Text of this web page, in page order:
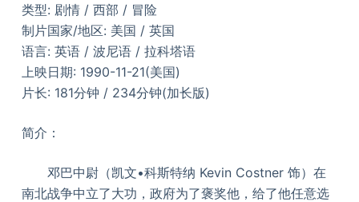
类型: 剧情 / 西部 / 冒险
制片国家/地区: 美国 / 英国
语言: 英语 / 波尼语 / 拉科塔语
上映日期: 1990-11-21(美国)
片长: 181分钟 / 234分钟(加长版)
简介：
邓巴中尉（凯文•科斯特纳 Kevin Costner 饰）在
南北战争中立了大功，政府为了褒奖他，给了他任意选